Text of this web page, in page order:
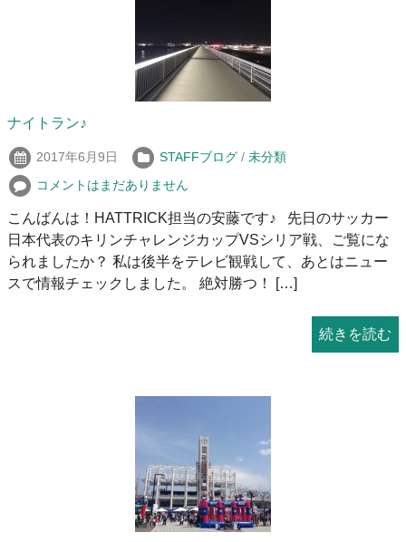
ナイトラン♪
2017年6月9日 STAFFブログ / 未分類
コメントはまだありません
こんばんは！HATTRICK担当の安藤です♪ 先日のサッカー
日本代表のキリンチャレンジカップVSシリア戦、ご覧にな
られましたか？ 私は後半をテレビ観戦して、あとはニュー
スで情報チェックしました。 絶対勝つ！ […]
続きを読む